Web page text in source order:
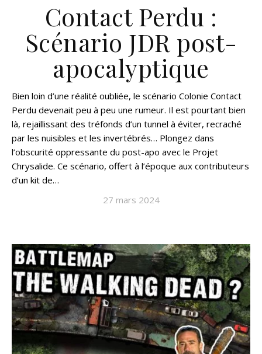
Contact Perdu :
Scénario JDR post-
apocalyptique
Bien loin d’une réalité oubliée, le scénario Colonie Contact
Perdu devenait peu à peu une rumeur. Il est pourtant bien
là, rejaillissant des tréfonds d’un tunnel à éviter, recraché
par les nuisibles et les invertébrés… Plongez dans
l’obscurité oppressante du post-apo avec le Projet
Chrysalide. Ce scénario, offert à l’époque aux contributeurs
d’un kit de…
27 mars 2024